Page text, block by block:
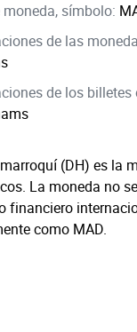
moneda, símbolo:
de las
de los billetes
(DH) es la
La moneda no
financiero
como MAD.